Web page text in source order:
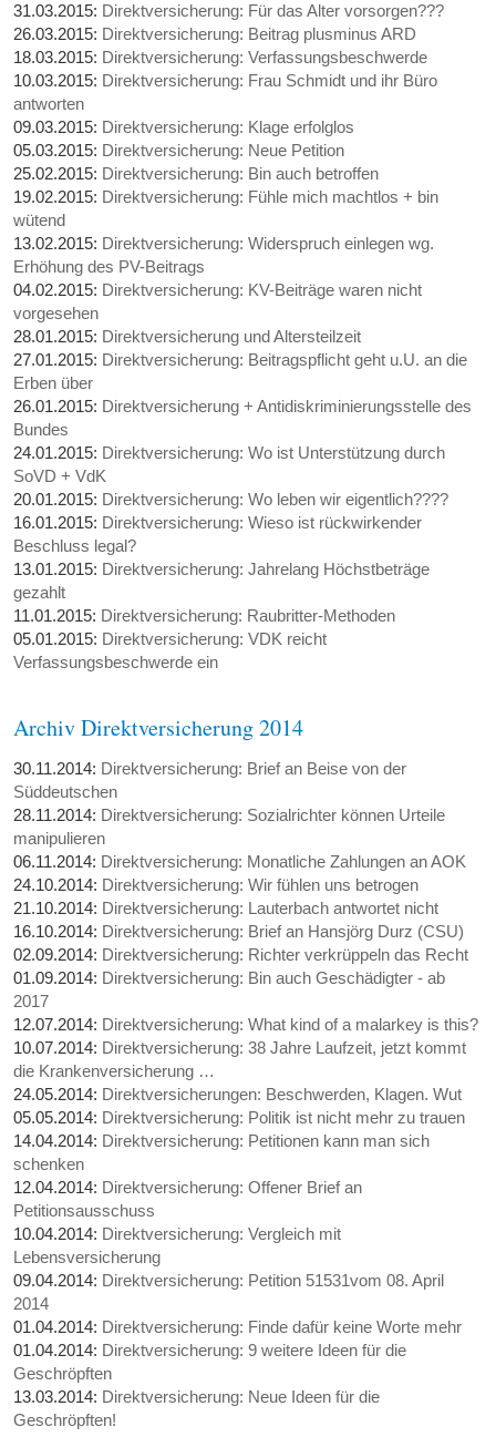
31.03.2015: Direktversicherung: Für das Alter vorsorgen???
26.03.2015: Direktversicherung: Beitrag plusminus ARD
18.03.2015: Direktversicherung: Verfassungsbeschwerde
10.03.2015: Direktversicherung: Frau Schmidt und ihr Büro
antworten
09.03.2015: Direktversicherung: Klage erfolglos
05.03.2015: Direktversicherung: Neue Petition
25.02.2015: Direktversicherung: Bin auch betroffen
19.02.2015: Direktversicherung: Fühle mich machtlos + bin
wütend
13.02.2015: Direktversicherung: Widerspruch einlegen wg.
Erhöhung des PV-Beitrags
04.02.2015: Direktversicherung: KV-Beiträge waren nicht
vorgesehen
28.01.2015: Direktversicherung und Altersteilzeit
27.01.2015: Direktversicherung: Beitragspflicht geht u.U. an die
Erben über
26.01.2015: Direktversicherung + Antidiskriminierungsstelle des
Bundes
24.01.2015: Direktversicherung: Wo ist Unterstützung durch
SoVD + VdK
20.01.2015: Direktversicherung: Wo leben wir eigentlich????
16.01.2015: Direktversicherung: Wieso ist rückwirkender
Beschluss legal?
13.01.2015: Direktversicherung: Jahrelang Höchstbeträge
gezahlt
11.01.2015: Direktversicherung: Raubritter-Methoden
05.01.2015: Direktversicherung: VDK reicht
Verfassungsbeschwerde ein
Archiv Direktversicherung 2014
30.11.2014: Direktversicherung: Brief an Beise von der
Süddeutschen
28.11.2014: Direktversicherung: Sozialrichter können Urteile
manipulieren
06.11.2014: Direktversicherung: Monatliche Zahlungen an AOK
24.10.2014: Direktversicherung: Wir fühlen uns betrogen
21.10.2014: Direktversicherung: Lauterbach antwortet nicht
16.10.2014: Direktversicherung: Brief an Hansjörg Durz (CSU)
02.09.2014: Direktversicherung: Richter verkrüppeln das Recht
01.09.2014: Direktversicherung: Bin auch Geschädigter - ab
2017
12.07.2014: Direktversicherung: What kind of a malarkey is this?
10.07.2014: Direktversicherung: 38 Jahre Laufzeit, jetzt kommt
die Krankenversicherung …
24.05.2014: Direktversicherungen: Beschwerden, Klagen. Wut
05.05.2014: Direktversicherung: Politik ist nicht mehr zu trauen
14.04.2014: Direktversicherung: Petitionen kann man sich
schenken
12.04.2014: Direktversicherung: Offener Brief an
Petitionsausschuss
10.04.2014: Direktversicherung: Vergleich mit
Lebensversicherung
09.04.2014: Direktversicherung: Petition 51531vom 08. April
2014
01.04.2014: Direktversicherung: Finde dafür keine Worte mehr
01.04.2014: Direktversicherung: 9 weitere Ideen für die
Geschröpften
13.03.2014: Direktversicherung: Neue Ideen für die
Geschröpften!